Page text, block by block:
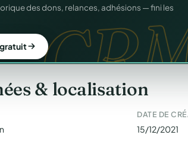
et un site de collecte, prêts en cinq minutes.
& localisation
DATE DE
15/12/2021